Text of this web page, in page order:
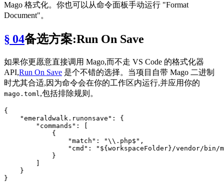
Mago 格式化。你也可以从命令面板手动运行 "Format
Document"。
§ 04备选方案:Run On Save
如果你更愿意直接调用 Mago,而不走 VS Code 的格式化器
API,Run On Save 是个不错的选择。当项目自带 Mago 二进制
时尤其合适,因为命令会在你的工作区内运行,并应用你的
mago.toml,包括排除规则。
{
"emeraldwalk.runonsave" :
{
"commands" :
{
"match" : "\\.php$" ,
"cmd" :
"${workspaceFolder}/vendor/
}
}
}